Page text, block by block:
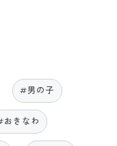
#男の子
おきなわ